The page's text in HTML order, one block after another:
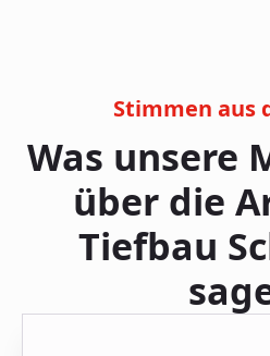
Stimmen aus
Was unsere
über die
Tiefbau